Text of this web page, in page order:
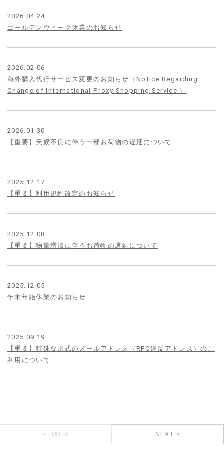
2026.04.24
ゴールデンウィーク休業のお知らせ
2026.02.06
海外購入代行サービス変更のお知らせ（Notice Regarding
Change of International Proxy Shopping Service ）
2026.01.30
【重要】天候不良に伴う一部お荷物の遅延について
2025.12.17
【重要】利用規約改定のお知らせ
2025.12.08
【重要】物量増加に伴うお荷物の遅延について
2025.12.05
年末年始休業のお知らせ
2025.09.19
【重要】特殊な形式のメールアドレス（RFC違反アドレス）のご
利用について
< BACK NEXT >